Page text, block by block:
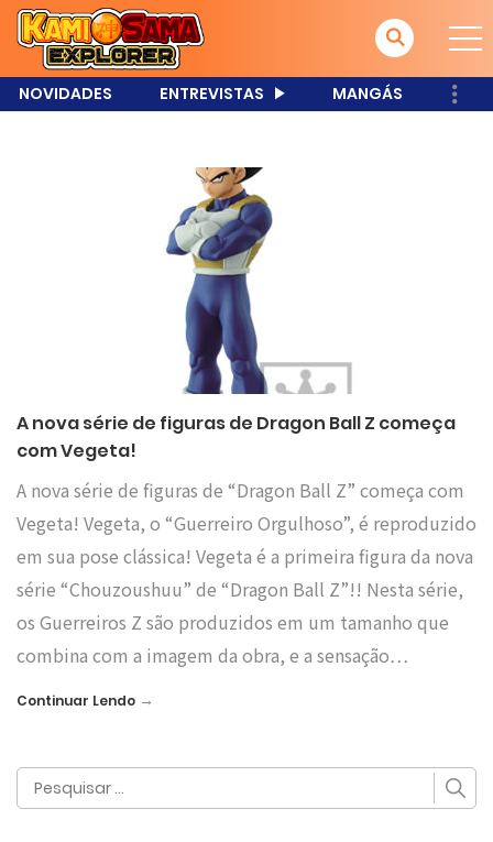
NOVIDADES ENTREVISTAS MANGÁS
A nova série de figuras de Dragon Ball Z começa
com Vegeta!
A nova série de figuras de “Dragon Ball Z” começa com
Vegeta! Vegeta, o “Guerreiro Orgulhoso”, é reproduzido
em sua pose clássica! Vegeta é a primeira figura da nova
série “Chouzoushuu” de “Dragon Ball Z”!! Nesta série,
os Guerreiros Z são produzidos em um tamanho que
combina com a imagem da obra, e a sensação…
Continuar Lendo →